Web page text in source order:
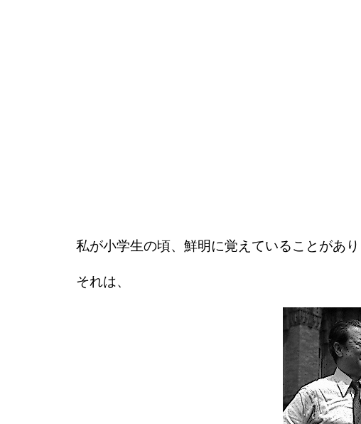
私が小学生の頃、鮮明に覚えていることがあり
それは、